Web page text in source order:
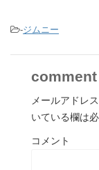
-ジムニー
comment
メールアドレ
いている欄は
コメント